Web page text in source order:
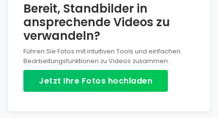
Bereit, Standbilder in
ansprechende Videos zu
verwandeln?
Führen Sie Fotos mit intuitiven Tools und einfachen
Bearbeitungsfunktionen zu Videos zusammen.
Jetzt Ihre Fotos hochladen